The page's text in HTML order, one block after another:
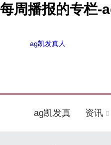
每周播报的专栏-
ag凯发真人
ag凯发真 资讯